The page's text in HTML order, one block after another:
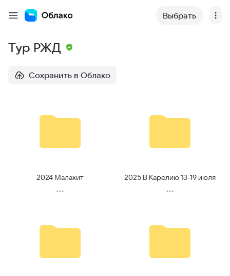
Выбрать
Тур РЖД
Сохранить в Облако
2024 Малахит 2025 В Карелию 13-19 июля